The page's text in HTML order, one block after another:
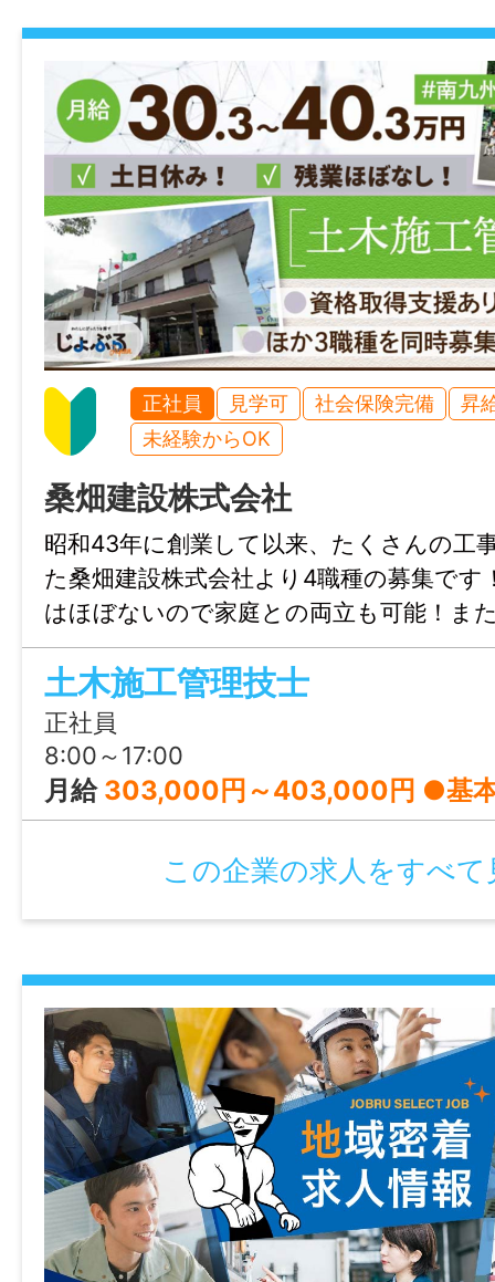
就業時間
8:30～17:00
※1ヶ月単位の変形労働時間制
休憩時間
60分
就業日
月～金曜日（月平均労働日数：20.0日）
休日・休暇
土曜日、日曜日、祝日（週休2日制）
諸手当
通勤手当あり(実費支給 ※上限10,000円/月)
加入保険等
社会保険完備（雇用・健康・労災・厚生）
マイカー通勤
可
・決算業務の時1日5時間4回を限度として1
年に600時間できる
・集荷業務のときは1日5時間6回を限度
特記事項
・受動喫煙防止対策：屋内禁煙（屋外に喫
・試用期間：なし
・雇用期間の定め：あり（2026/4/1～
から始まり、3～6ヶ月）
正社員 見学可 社会保険完備
昇
未経験からOK
桑畑建設株式会社
昭和43年に創業して以来、たくさんの工
た桑畑建設株式会社より4職種の募集です
はほぼないので家庭との両立も可能！ま
でスキルアップも後押しします。南九州
きたい方、ぜひご応募ください♪
土木施工管理技士
正社員
8:00～17:00
月給 303,000円～403,000円 ●基本給 280,000円〜320,000円 ●定額的に支払われる手当 技術手当10,000円〜10,000円 代理人手当10,000円〜70,000円 通信手当3,000円〜3,000円 ●その他の手当等付記事項 ＊基本給は経験に応じて決定します。 ＊通勤手当は距離に応じて支給します。 ・子供手当【対象：高校生まで】 （人数に応じて 10,000～17,000円） ＊昇給・賞与
この企業の求人をすべて